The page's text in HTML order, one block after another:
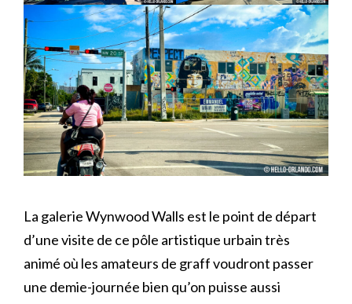
La galerie Wynwood Walls est le point de départ
d’une visite de ce pôle artistique urbain très
animé où les amateurs de graff voudront passer
une demie-journée bien qu’on puisse aussi